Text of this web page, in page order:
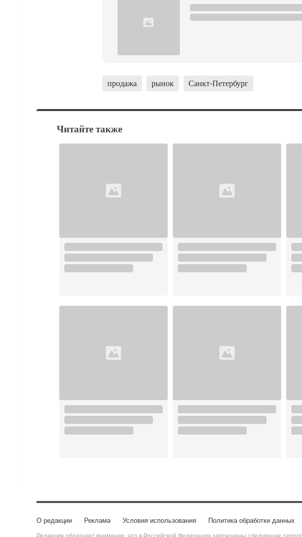
продажа рынок Санкт-Петербург
Читайте также
О редакции Реклама Условия использования Политика обработки данных
Редакция обращает внимание, что в Российской Федерации запрещены следующие